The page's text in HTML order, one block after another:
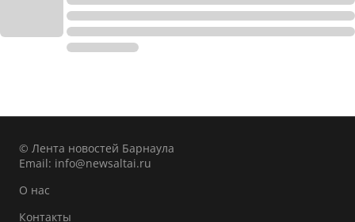
© Лента новостей Барнаула
Email: info@newsaltai.ru
О нас
Контакты